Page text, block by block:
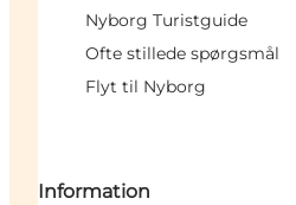
Nyborg Turistguide
Ofte stillede spørgsmål
Flyt til Nyborg
Information